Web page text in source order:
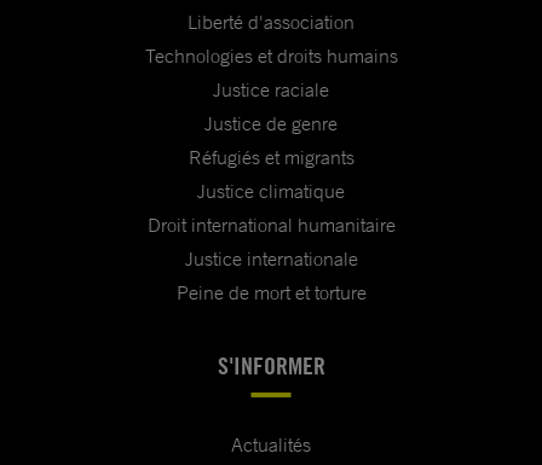
Liberté d'association
Technologies et droits humains
Justice raciale
Justice de genre
Réfugiés et migrants
Justice climatique
Droit international humanitaire
Justice internationale
Peine de mort et torture
S'INFORMER
Actualités